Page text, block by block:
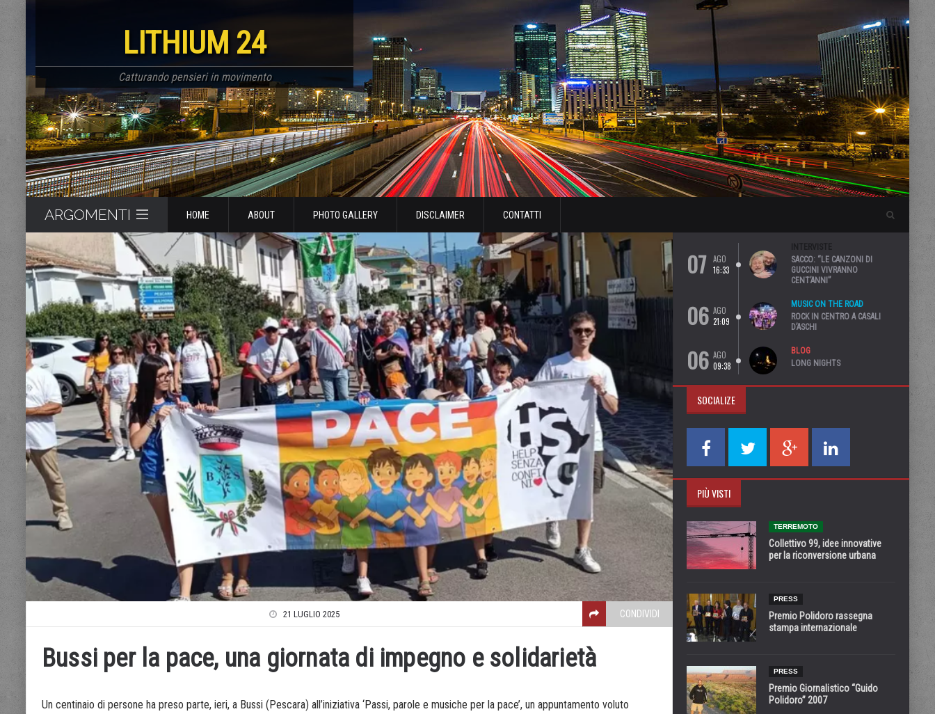
LITHIUM 24
Catturando pensieri in movimento
ARGOMENTI HOME ABOUT PHOTO GALLERY DISCLAIMER CONTATTI
21 LUGLIO 2025 CONDIVIDI
Bussi per la pace, una giornata di impegno e solidarietà
Un centinaio di persone ha preso parte, ieri, a Bussi (Pescara) all’iniziativa ‘Passi, parole e musiche per la pace’, un appuntamento voluto
07
AGO
16:33
INTERVISTE
SACCO: “LE CANZONI DI
GUCCINI VIVRANNO
CENT’ANNI”
06 AGO
21:09
MUSIC ON THE ROAD
ROCK IN CENTRO A CASALI
D’ASCHI
06 AGO
09:38
BLOG
LONG NIGHTS
SOCIALIZE
PIÙ VISTI
TERREMOTO
Collettivo 99, idee innovative
per la riconversione urbana
PRESS
Premio Polidoro rassegna
stampa internazionale
PRESS
Premio Giornalistico “Guido
Polidoro” 2007